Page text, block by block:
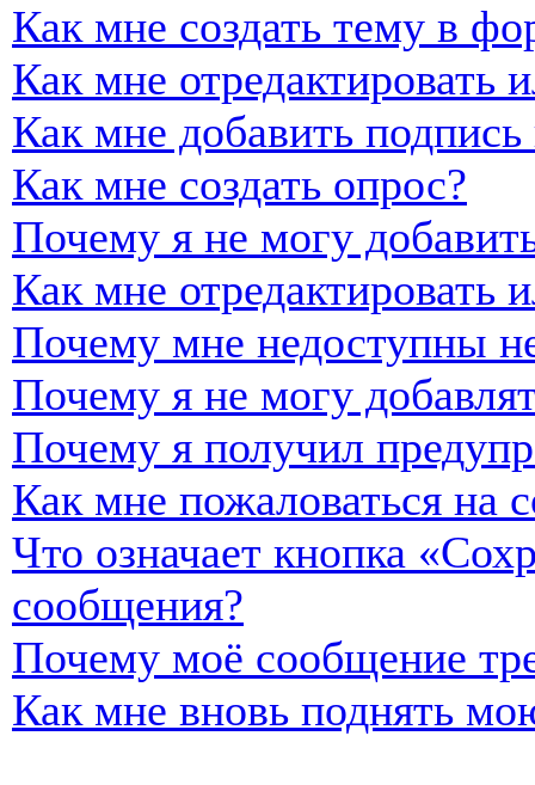
Как мне создать тему в
Как мне отредактировать
Как мне добавить
Как мне создать опрос?
Почему я не могу
Как мне отредактировать
Почему мне недоступны
Почему я не могу
Почему я получил
Как мне пожаловаться на
Что означает кнопка
сообщения?
Почему моё сообщение
Как мне вновь поднять